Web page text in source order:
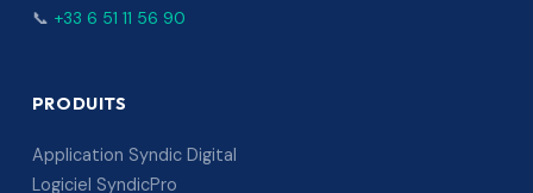
📞 +33 6 51 11 56 90
PRODUITS
Application Syndic Digital
Logiciel SyndicPro